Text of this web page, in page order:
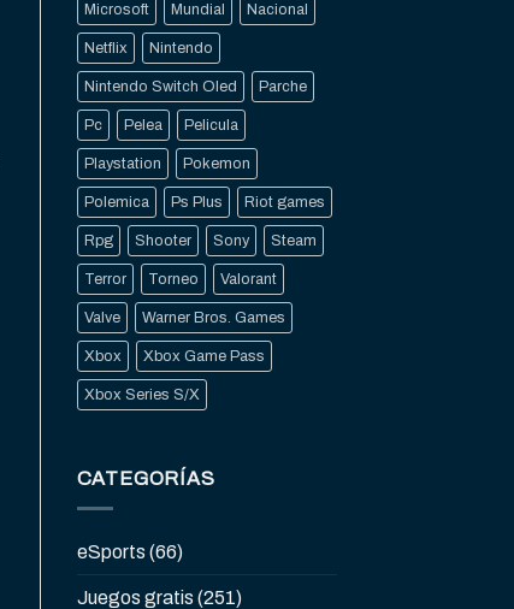
Microsoft Mundial Nacional
Netflix Nintendo
Nintendo Switch Oled Parche
Pc Pelea Pelicula
Playstation Pokemon
Polemica Ps Plus Riot games
Rpg Shooter Sony Steam
Terror Torneo Valorant
Valve Warner Bros. Games
Xbox Xbox Game Pass
Xbox Series S/X
CATEGORÍAS
eSports (66)
Juegos gratis (251)